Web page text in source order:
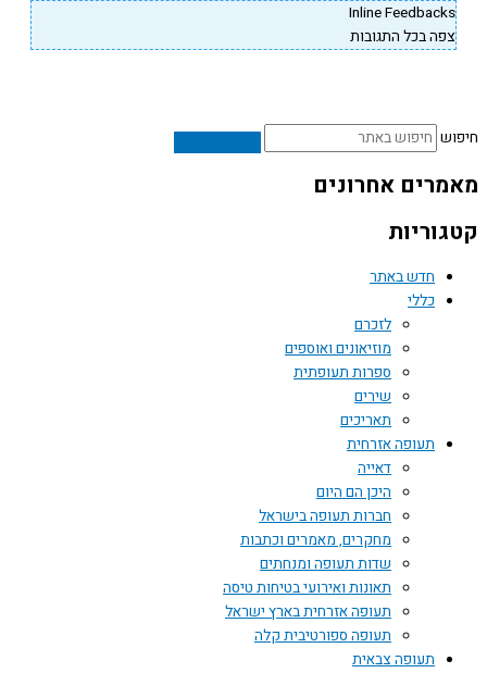
Inline
בכל התגובות
אחרונים
חדש באתר
כללי
לזכרם
מוזיאונים ואוספים
ספרות תעופתית
שירים
תאריכים
תעופה אזרחית
דאייה
היכן הם היום
חברות תעופה בישראל
מחקרים, מאמרים וכתבות
שדות תעופה ומנחתים
תאונות ואירועי בטיחות טיסה
תעופה אזרחית בארץ ישראל
תעופה ספורטיבית קלה
תעופה צבאית